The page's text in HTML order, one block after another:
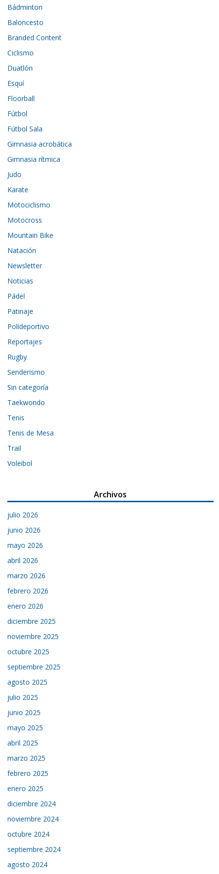
Bádminton
Baloncesto
Branded Content
Ciclismo
Duatlón
Esquí
Floorball
Fútbol
Fútbol Sala
Gimnasia acrobática
Gimnasia rítmica
Judo
Karate
Motociclismo
Motocross
Mountain Bike
Natación
Newsletter
Noticias
Pádel
Patinaje
Polideportivo
Reportajes
Rugby
Senderismo
Sin categoría
Taekwondo
Tenis
Tenis de Mesa
Trail
Voleibol
Archivos
julio 2026
junio 2026
mayo 2026
abril 2026
marzo 2026
febrero 2026
enero 2026
diciembre 2025
noviembre 2025
octubre 2025
septiembre 2025
agosto 2025
julio 2025
junio 2025
mayo 2025
abril 2025
marzo 2025
febrero 2025
enero 2025
diciembre 2024
noviembre 2024
octubre 2024
septiembre 2024
agosto 2024